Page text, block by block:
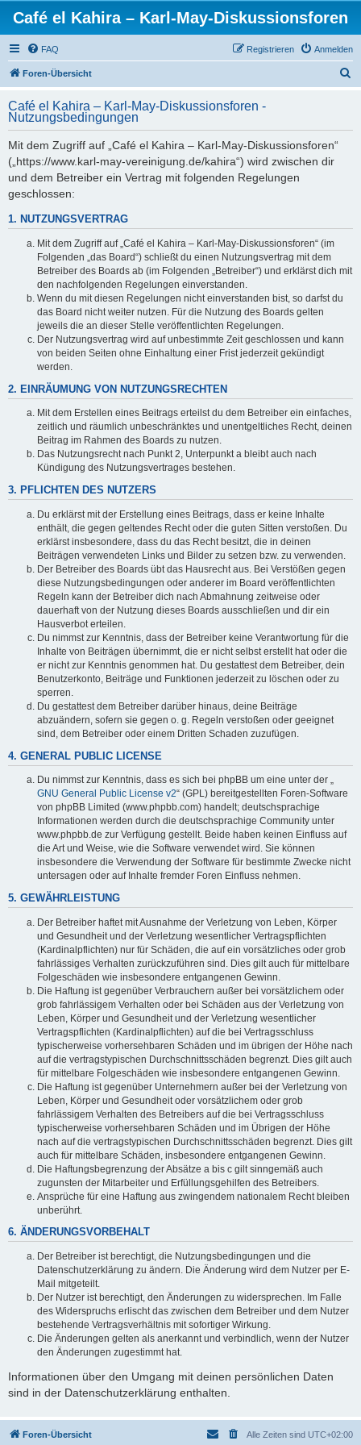
Café el Kahira – Karl-May-Diskussionsforen
FAQ Anmelden
Registrieren
Foren-Übersicht
h
Café el Kahira – Karl-May-Diskussionsforen -
Nutzungsbedingungen
Mit dem Zugriff auf „Café el Kahira – Karl-May-Diskussionsforen“
(„https://www.karl-may-vereinigung.de/kahira“) wird zwischen dir
und dem Betreiber ein Vertrag mit folgenden Regelungen
geschlossen:
1. NUTZUNGSVERTRAG
Mit dem Zugriff auf „Café el Kahira – Karl-May-Diskussionsforen“ (im
Folgenden „das Board“) schließt du einen Nutzungsvertrag mit dem
Betreiber des Boards ab (im Folgenden „Betreiber“) und erklärst dich mit
den nachfolgenden Regelungen einverstanden.
Wenn du mit diesen Regelungen nicht einverstanden bist, so darfst du
das Board nicht weiter nutzen. Für die Nutzung des Boards gelten
jeweils die an dieser Stelle veröffentlichten Regelungen.
Der Nutzungsvertrag wird auf unbestimmte Zeit geschlossen und kann
von beiden Seiten ohne Einhaltung einer Frist jederzeit gekündigt
werden.
2. EINRÄUMUNG VON NUTZUNGSRECHTEN
Mit dem Erstellen eines Beitrags erteilst du dem Betreiber ein einfaches,
zeitlich und räumlich unbeschränktes und unentgeltliches Recht, deinen
Beitrag im Rahmen des Boards zu nutzen.
Das Nutzungsrecht nach Punkt 2, Unterpunkt a bleibt auch nach
Kündigung des Nutzungsvertrages bestehen.
3. PFLICHTEN DES NUTZERS
Du erklärst mit der Erstellung eines Beitrags, dass er keine Inhalte
enthält, die gegen geltendes Recht oder die guten Sitten verstoßen. Du
erklärst insbesondere, dass du das Recht besitzt, die in deinen
Beiträgen verwendeten Links und Bilder zu setzen bzw. zu verwenden.
Der Betreiber des Boards übt das Hausrecht aus. Bei Verstößen gegen
diese Nutzungsbedingungen oder anderer im Board veröffentlichten
Regeln kann der Betreiber dich nach Abmahnung zeitweise oder
dauerhaft von der Nutzung dieses Boards ausschließen und dir ein
Hausverbot erteilen.
Du nimmst zur Kenntnis, dass der Betreiber keine Verantwortung für die
Inhalte von Beiträgen übernimmt, die er nicht selbst erstellt hat oder die
er nicht zur Kenntnis genommen hat. Du gestattest dem Betreiber, dein
Benutzerkonto, Beiträge und Funktionen jederzeit zu löschen oder zu
sperren.
Du gestattest dem Betreiber darüber hinaus, deine Beiträge
abzuändern, sofern sie gegen o. g. Regeln verstoßen oder geeignet
sind, dem Betreiber oder einem Dritten Schaden zuzufügen.
4. GENERAL PUBLIC LICENSE
Du nimmst zur Kenntnis, dass es sich bei phpBB um eine unter der „
GNU General Public License v2“ (GPL) bereitgestellten Foren-Software
von phpBB Limited (www.phpbb.com) handelt; deutschsprachige
Informationen werden durch die deutschsprachige Community unter
www.phpbb.de zur Verfügung gestellt. Beide haben keinen Einfluss auf
die Art und Weise, wie die Software verwendet wird. Sie können
insbesondere die Verwendung der Software für bestimmte Zwecke nicht
untersagen oder auf Inhalte fremder Foren Einfluss nehmen.
5. GEWÄHRLEISTUNG
Der Betreiber haftet mit Ausnahme der Verletzung von Leben, Körper
und Gesundheit und der Verletzung wesentlicher Vertragspflichten
(Kardinalpflichten) nur für Schäden, die auf ein vorsätzliches oder grob
fahrlässiges Verhalten zurückzuführen sind. Dies gilt auch für mittelbare
Folgeschäden wie insbesondere entgangenen Gewinn.
Die Haftung ist gegenüber Verbrauchern außer bei vorsätzlichem oder
grob fahrlässigem Verhalten oder bei Schäden aus der Verletzung von
Leben, Körper und Gesundheit und der Verletzung wesentlicher
Vertragspflichten (Kardinalpflichten) auf die bei Vertragsschluss
typischerweise vorhersehbaren Schäden und im übrigen der Höhe nach
auf die vertragstypischen Durchschnittsschäden begrenzt. Dies gilt auch
für mittelbare Folgeschäden wie insbesondere entgangenen Gewinn.
Die Haftung ist gegenüber Unternehmern außer bei der Verletzung von
Leben, Körper und Gesundheit oder vorsätzlichem oder grob
fahrlässigem Verhalten des Betreibers auf die bei Vertragsschluss
typischerweise vorhersehbaren Schäden und im Übrigen der Höhe
nach auf die vertragstypischen Durchschnittsschäden begrenzt. Dies gilt
auch für mittelbare Schäden, insbesondere entgangenen Gewinn.
Die Haftungsbegrenzung der Absätze a bis c gilt sinngemäß auch
zugunsten der Mitarbeiter und Erfüllungsgehilfen des Betreibers.
Ansprüche für eine Haftung aus zwingendem nationalem Recht bleiben
unberührt.
6. ÄNDERUNGSVORBEHALT
Der Betreiber ist berechtigt, die Nutzungsbedingungen und die
Datenschutzerklärung zu ändern. Die Änderung wird dem Nutzer per E-
Mail mitgeteilt.
Der Nutzer ist berechtigt, den Änderungen zu widersprechen. Im Falle
des Widerspruchs erlischt das zwischen dem Betreiber und dem Nutzer
bestehende Vertragsverhältnis mit sofortiger Wirkung.
Die Änderungen gelten als anerkannt und verbindlich, wenn der Nutzer
den Änderungen zugestimmt hat.
Informationen über den Umgang mit deinen persönlichen Daten
sind in der Datenschutzerklärung enthalten.
Foren-Übersicht Alle Zeiten sind UTC+02:00